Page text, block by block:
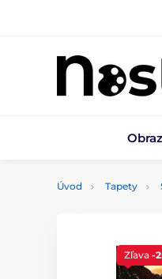
Úvod Tapety
Zľava -